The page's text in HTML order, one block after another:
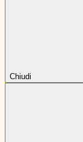
Chiudi